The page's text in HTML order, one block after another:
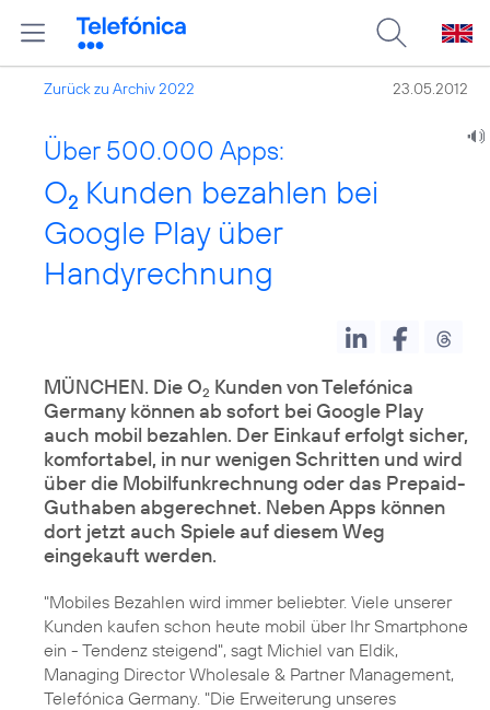
Zurück zu Archiv 2022 23.05.2012
Über 500.000 Apps:
O2 Kunden bezahlen bei
Google Play über
Handyrechnung
MÜNCHEN. Die O2 Kunden von Telefónica
Germany können ab sofort bei Google Play
auch mobil bezahlen. Der Einkauf erfolgt sicher,
komfortabel, in nur wenigen Schritten und wird
über die Mobilfunkrechnung oder das Prepaid-
Guthaben abgerechnet. Neben Apps können
dort jetzt auch Spiele auf diesem Weg
eingekauft werden.
"Mobiles Bezahlen wird immer beliebter. Viele unserer
Kunden kaufen schon heute mobil über Ihr Smartphone
ein - Tendenz steigend", sagt Michiel van Eldik,
Managing DirectorWholesale & Partner Management,
Telefónica Germany. "Die Erweiterung unseres